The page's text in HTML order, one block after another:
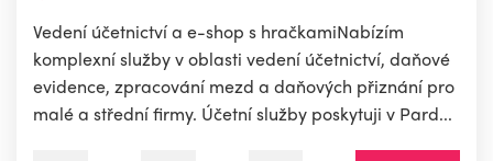
Vedení účetnictví a e-shop s hračkamiNabízím
komplexní služby v oblasti vedení účetnictví, daňové
evidence, zpracování mezd a daňových přiznání pro
malé a střední firmy. Účetní služby poskytuji v Pard...